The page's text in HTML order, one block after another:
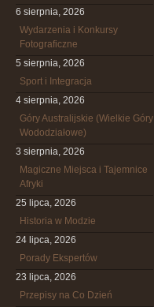
6 sierpnia, 2026
Wydarzenia i Konkursy
Fotograficzne
5 sierpnia, 2026
Sport i Integracja
4 sierpnia, 2026
Góry Australijskie (Wielkie Góry
Wododziałowe)
3 sierpnia, 2026
Magiczne Miejsca i Tajemnice
Afryki
25 lipca, 2026
Historia w Modzie
24 lipca, 2026
Porady Ekspertów
23 lipca, 2026
Przepisy na Co Dzień